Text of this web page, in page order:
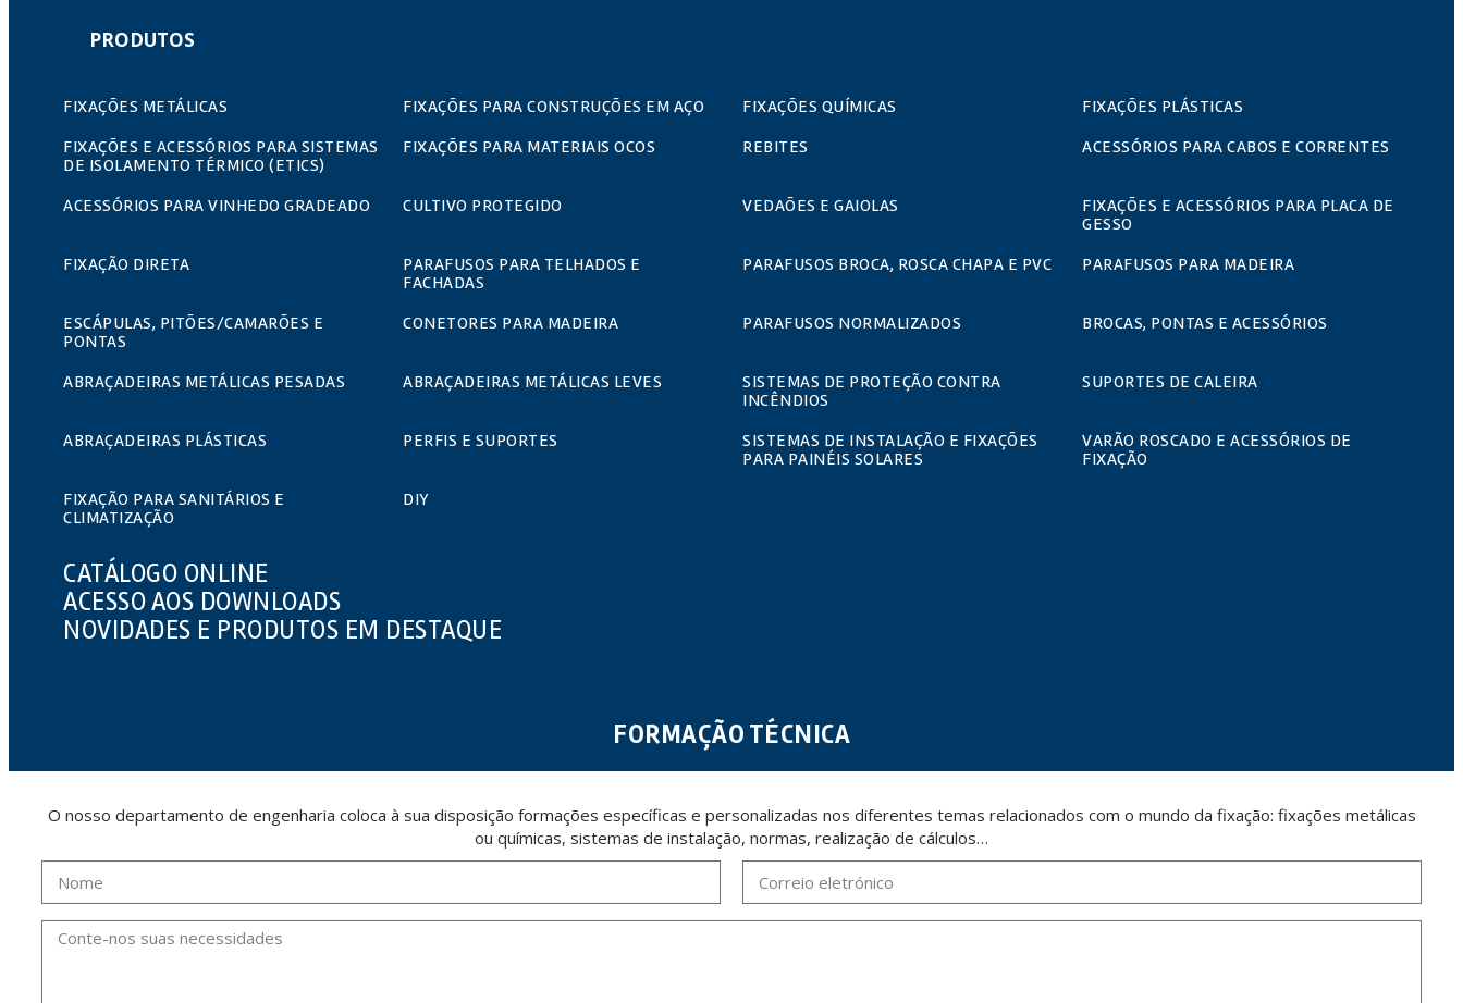
PRODUTOS
FIXAÇÕES METÁLICAS FIXAÇÕES PARA CONSTRUÇÕES EM AÇO FIXAÇÕES QUÍMICAS
FIXAÇÕES PLÁSTICAS
FIXAÇÕES E ACESSÓRIOS PARA SISTEMAS
DE ISOLAMENTO TÉRMICO (ETICS)
FIXAÇÕES PARA MATERIAIS OCOS REBITES ACESSÓRIOS PARA CABOS E CORRENTES
ACESSÓRIOS PARA VINHEDO GRADEADO CULTIVO PROTEGIDO VEDAÕES E GAIOLAS
FIXAÇÕES E ACESSÓRIOS PARA PLACA DE
GESSO
FIXAÇÃO DIRETA
PARAFUSOS PARA TELHADOS E
FACHADAS
PARAFUSOS BROCA, ROSCA CHAPA E PVC PARAFUSOS PARA MADEIRA
ESCÁPULAS, PITÕES/CAMARÕES E
PONTAS
CONETORES PARA MADEIRA PARAFUSOS NORMALIZADOS BROCAS, PONTAS E ACESSÓRIOS
ABRAÇADEIRAS METÁLICAS PESADAS ABRAÇADEIRAS METÁLICAS LEVES
SISTEMAS DE PROTEÇÃO CONTRA
INCÊNDIOS
SUPORTES DE CALEIRA
ABRAÇADEIRAS PLÁSTICAS PERFIS E SUPORTES
SISTEMAS DE INSTALAÇÃO E FIXAÇÕES
PARA PAINÉIS SOLARES
VARÃO ROSCADO E ACESSÓRIOS DE
FIXAÇÃO
FIXAÇÃO PARA SANITÁRIOS E
CLIMATIZAÇÃO
DIY
CATÁLOGO ONLINE
ACESSO AOS DOWNLOADS
NOVIDADES E PRODUTOS EM DESTAQUE
FORMAÇÃO TÉCNICA
O nosso departamento de engenharia coloca à sua disposição formações específicas e personalizadas nos diferentes temas relacionados com o mundo da fixação: fixações metálicas
ou químicas, sistemas de instalação, normas, realização de cálculos…